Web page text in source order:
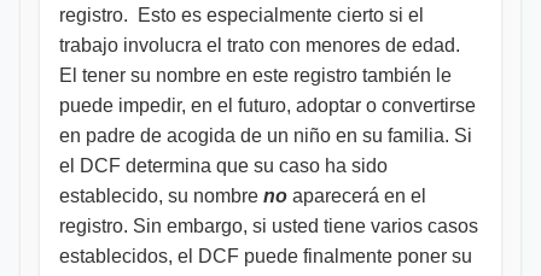
registro. Esto es especialmente cierto si el
trabajo involucra el trato con menores de edad.
El tener su nombre en este registro también le
puede impedir, en el futuro, adoptar o convertirse
en padre de acogida de un niño en su familia. Si
el DCF determina que su caso ha sido
establecido, su nombre no aparecerá en el
registro. Sin embargo, si usted tiene varios casos
establecidos, el DCF puede finalmente poner su